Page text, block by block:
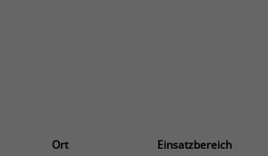
Ort Einsatzbereich